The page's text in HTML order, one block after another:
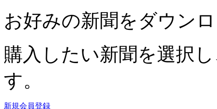
お好みの新聞をダウン
購入したい新聞を選択
す。
新規会員登録